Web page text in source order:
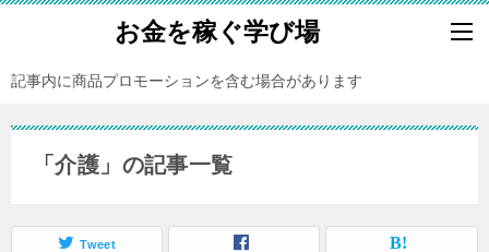
お金を稼ぐ学び場
記事内に商品プロモーションを含む場合があります
「介護」の記事一覧
Tweet